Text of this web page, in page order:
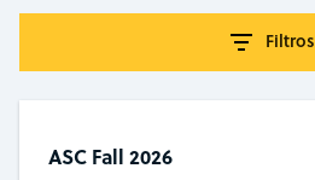
Filtros
ASC Fall 2026